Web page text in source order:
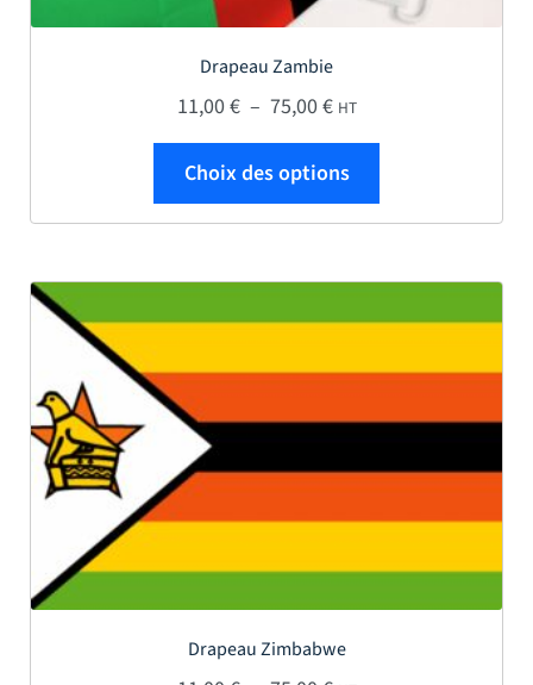
Drapeau Zambie
11,00€ – 75,00€Plage de prix : 11,00 €
HT
Choix des options
Drapeau Zimbabwe